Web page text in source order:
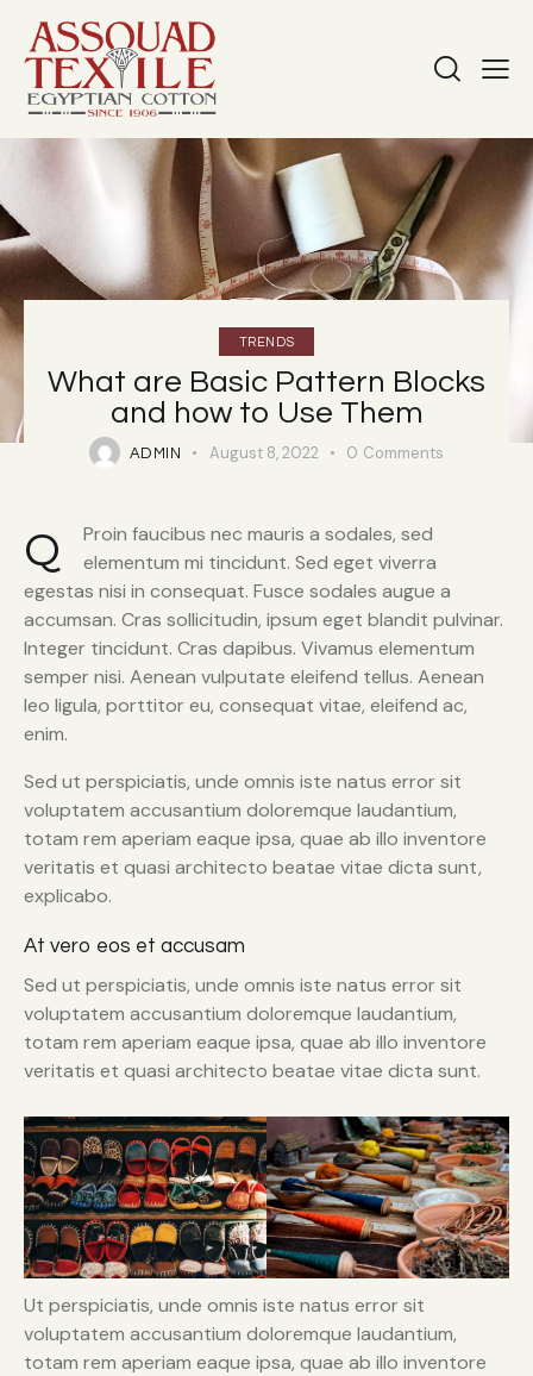
TRENDS
What are Basic Pattern Blocks
and how to Use Them
ADMIN August 8, 2022 0 Comments
Q
Proin faucibus nec mauris a sodales, sed
elementum mi tincidunt. Sed eget viverra
egestas nisi in consequat. Fusce sodales augue a
accumsan. Cras sollicitudin, ipsum eget blandit pulvinar.
Integer tincidunt. Cras dapibus. Vivamus elementum
semper nisi. Aenean vulputate eleifend tellus. Aenean
leo ligula, porttitor eu, consequat vitae, eleifend ac,
enim.
Sed ut perspiciatis, unde omnis iste natus error sit
voluptatem accusantium doloremque laudantium,
totam rem aperiam eaque ipsa, quae ab illo inventore
veritatis et quasi architecto beatae vitae dicta sunt,
explicabo.
At vero eos et accusam
Sed ut perspiciatis, unde omnis iste natus error sit
voluptatem accusantium doloremque laudantium,
totam rem aperiam eaque ipsa, quae ab illo inventore
veritatis et quasi architecto beatae vitae dicta sunt.
Ut perspiciatis, unde omnis iste natus error sit
voluptatem accusantium doloremque laudantium,
totam rem aperiam eaque ipsa, quae ab illo inventore